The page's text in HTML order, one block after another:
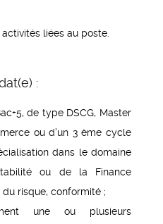
liées au poste.
:
de type DSCG, Master
ou d’un 3 ème cycle
dans le domaine
ou de la Finance
risque, conformité ;
une ou plusieurs